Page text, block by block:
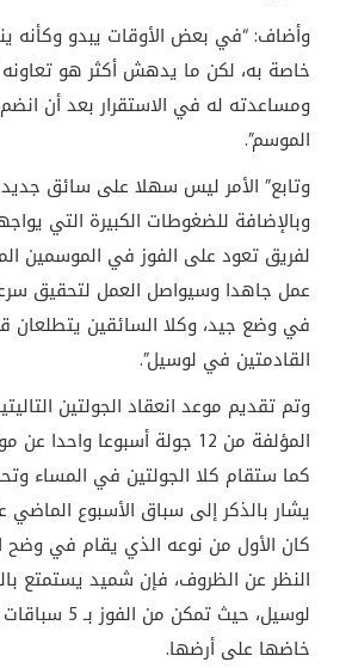
وأضاف: “في بعض الأوقات يبدو وكأنه
خاصة به، لكن ما يدهش أكثر هو تعاونه
ومساعدته له في الاستقرار بعد أن
الموسم”.
وتابع” الأمر ليس سهلا على سائق
وبالإضافة للضغوطات الكبيرة التي
لفريق تعود على الفوز في الموسمين
عمل جاهدا وسيواصل العمل لتحقيق
في وضع جيد، وكلا السائقين يتطلعان
القادمتين في لوسيل”.
وتم تقديم موعد انعقاد الجولتين
المؤلفة من 12 جولة أسبوعا
كما ستقام كلا الجولتين في المساء
يشار بالذكر إلى سباق الأسبوع
كان الأول من نوعه الذي يقام في وضح
النظر عن الظروف، فإن شميد يستمتع
لوسيل، حيث
خاضها على أرضها.